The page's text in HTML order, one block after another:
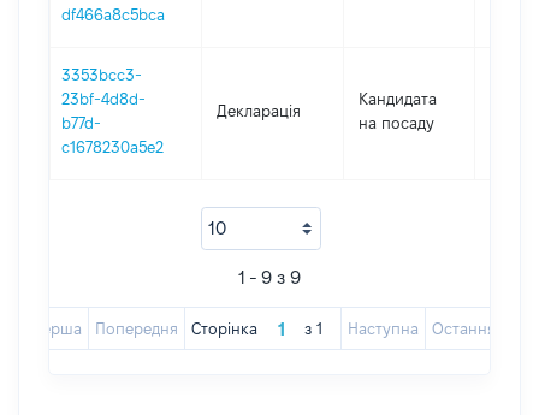
df466a8c5bca
3353bcc3-
23bf-4d8d-
b77d-
c1678230a5e2
Декларація
Кандидата
на посаду
1 - 9 з 9
Перша Попередня Сторінка з 1 Наступна Остання